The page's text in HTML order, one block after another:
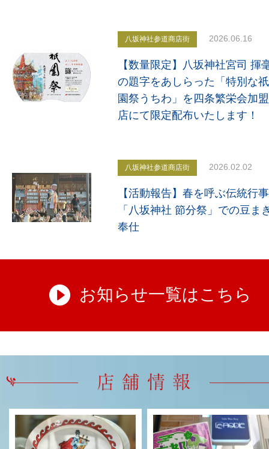
八坂神社参道商店街 2026.06.16
【数量限定】八坂神社宮司 揮
の題字をあしらった「特別な祇
園祭うちわ」を四条繁栄会加盟
店にて限定配布いたします！
八坂神社参道商店街 2026.02.02
【活動報告】春を呼ぶ伝統行事
「八坂神社 節分祭」での豆ま
奉仕
お知らせ一覧はこちら